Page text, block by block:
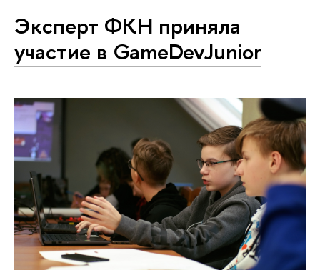
Эксперт ФКН приняла
участие в GameDevJunior